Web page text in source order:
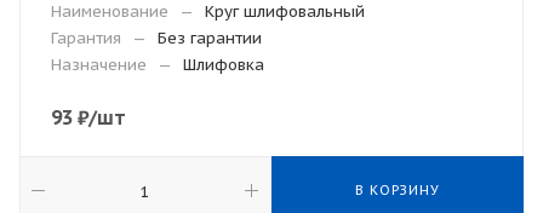
Наименование
—
Круг шлифовальный
Гарантия
—
Без гарантии
Назначение
— Шлифовка
93 ₽/шт
В КОРЗИНУ